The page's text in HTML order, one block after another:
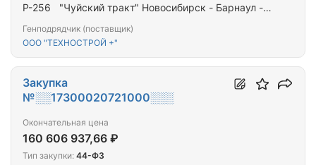
Р-256 "Чуйский тракт" Новосибирск - Барнаул -
- км 158+840, Алтайский край
Генподрядчик (поставщик)
ООО "ТЕХНОСТРОЙ +"
Закупка
№░░17300020721000░░░
Окончательная цена
160 606 937,66 ₽
Тип закупки: 44-ФЗ